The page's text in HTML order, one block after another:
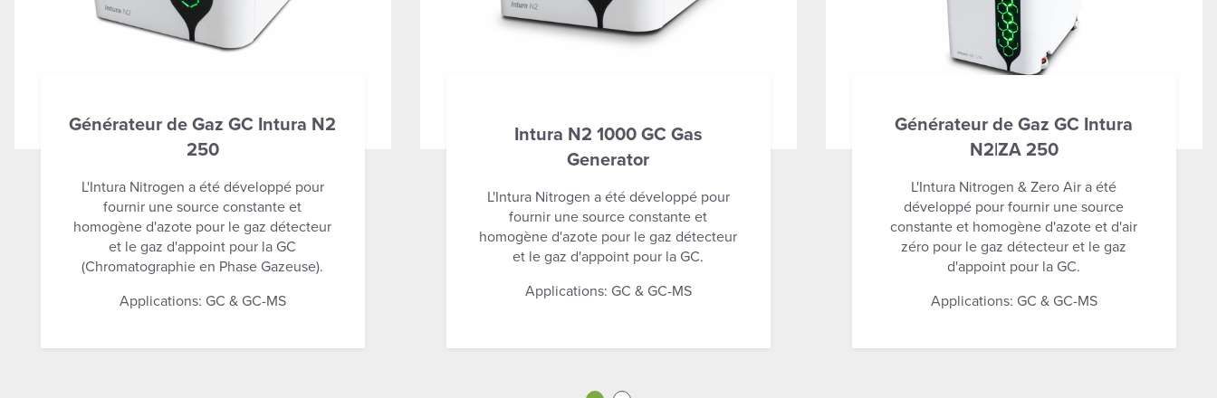
Générateur de Gaz GC Intura N2
250
L'Intura Nitrogen a été développé pour
fournir une source constante et
homogène d'azote pour le gaz détecteur
et le gaz d'appoint pour la GC
(Chromatographie en Phase Gazeuse).
Applications: GC & GC-MS
Intura N2 1000 GC Gas
Generator
L'Intura Nitrogen a été développé pour
fournir une source constante et
homogène d'azote pour le gaz détecteur
et le gaz d'appoint pour la GC.
Applications: GC & GC-MS
Générateur de Gaz GC Intura
N2|ZA 250
L'Intura Nitrogen & Zero Air a été
développé pour fournir une source
constante et homogène d'azote et d'air
zéro pour le gaz détecteur et le gaz
d'appoint pour la GC.
Applications: GC & GC-MS